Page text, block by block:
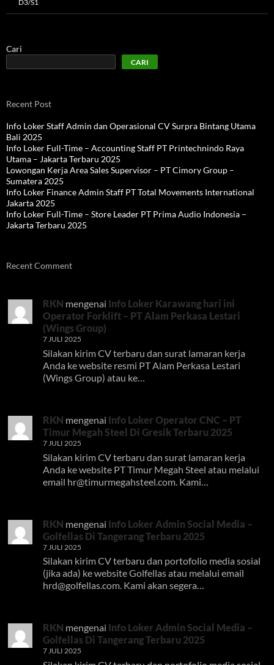
D3/S1
Cari
CARI
Recent Post
Info Loker Staff Admin dan Operasional CV Surpra Bintang Utama
Bali 2025
Info Loker Full-Time – Accounting Staff PT Printechnindo Raya
Utama – Jakarta Terbaru 2025
Lowongan Kerja Area Sales Supervisor – PT Cimory Group –
Sumatera 2025
Info Loker Finance Admin Staff PT Total Movements International
Jakarta 2025
Info Loker Full-Time – Store Leader PT Prima Audio Indonesia –
Jakarta Terbaru 2025
Recent Comment
RKN mengenai Info Loker Karawang hari ini
Operator Forklift – PT Alam Perkasa Lestari
(Wings Group)
7 JULI 2025
Silakan kirim CV terbaru dan surat lamaran kerja
Anda ke website resmi PT Alam Perkasa Lestari
(Wings Group) atau ke…
RKN mengenai Info Loker Operator CNC – PT
Timur Megah Steel Di Gresik Terbaru 2025
7 JULI 2025
Silakan kirim CV terbaru dan surat lamaran kerja
Anda ke website PT Timur Megah Steel atau melalui
email hr@timurmegahsteel.com . Kami…
RKN mengenai Info Loker Admin Social Media –
Golfellas Di Tangerang Terbaru 2025
7 JULI 2025
Silakan kirim CV terbaru dan portofolio media sosial
(jika ada) ke website Golfellas atau melalui email
hrd@golfellas.com. Kami akan segera…
RKN mengenai Info Loker Admin Social Media –
Golfellas Di Tangerang Terbaru 2025
7 JULI 2025